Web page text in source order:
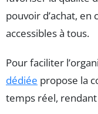
pouvoir d’achat, en
accessibles à tous.
Pour faciliter
dédiée propose la
temps réel,